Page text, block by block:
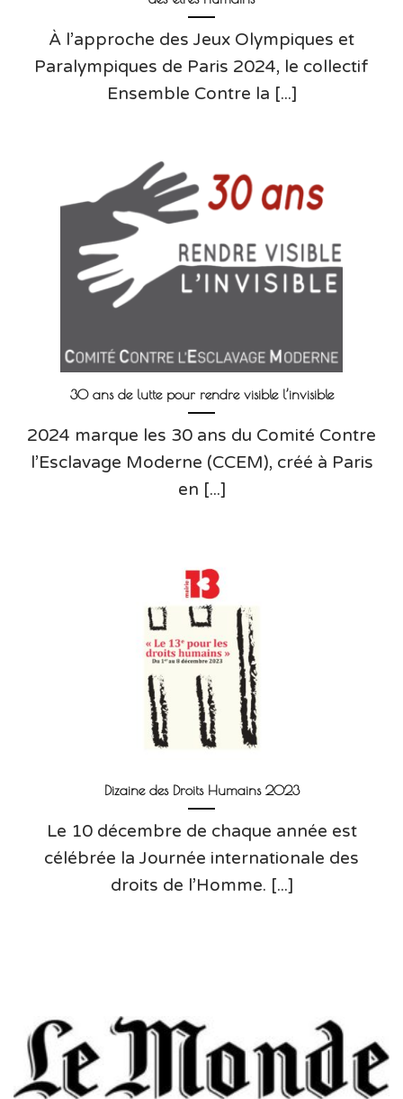
À l’approche des Jeux Olympiques et
Paralympiques de Paris 2024, le collectif
Ensemble Contre la [...]
30 ans de lutte pour rendre visible l’invisible
2024 marque les 30 ans du Comité Contre
l’Esclavage Moderne (CCEM), créé à Paris
en [...]
Dizaine des Droits Humains 2023
Le 10 décembre de chaque année est
célébrée la Journée internationale des
droits de l’Homme. [...]